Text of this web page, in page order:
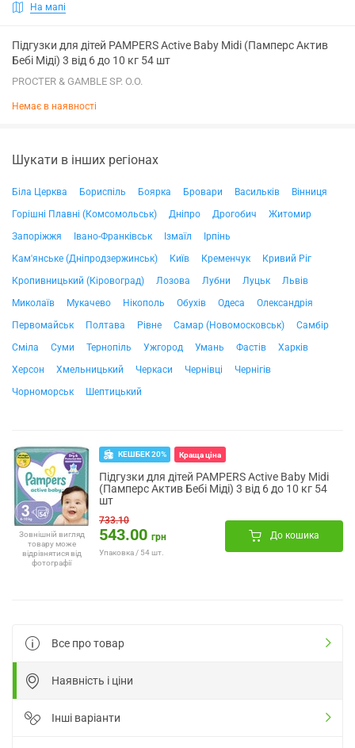
На мапі
Підгузки для дітей PAMPERS Active Baby Midi (Памперс Актив
Бебі Міді) 3 від 6 до 10 кг 54 шт
PROCTER & GAMBLE SP. O.O.
Немає в наявності
Шукати в інших регіонах
Біла Церква Бориспіль Боярка Бровари Васильків
Вінниця
Горішні Плавні (Комсомольськ)
Дніпро Дрогобич
Житомир
Запоріжжя
Івано-Франківськ Ізмаїл
Ірпінь
Кам'янське (Дніпродзержинськ)
Київ Кременчук
Кривий Ріг
Кропивницький (Кіровоград)
Лозова Лубни Луцьк
Львів
Миколаїв
Мукачево Нікополь Обухів Одеса
Олександрія
Первомайськ
Полтава Рівне Самар (Новомосковськ)
Самбір
Сміла
Суми Тернопіль Ужгород Умань Фастів
Харків
Херсон
Хмельницький Черкаси Чернівці
Чернігів
Чорноморськ
Шептицький
Зовнішній вигляд
товару може
відрізнятися від
фотографії
КЕШБЕК 20% Краща ціна
Підгузки для дітей PAMPERS Active Baby Midi
(Памперс Актив Бебі Міді) 3 від 6 до 10 кг 54
шт
733.10
543.00 грн
Упаковка / 54 шт.
До кошика
Все про товар
Наявність і ціни
Інші варіанти